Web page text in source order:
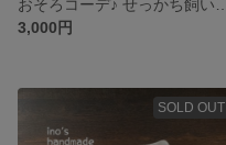
3,000円
SOLD OUT